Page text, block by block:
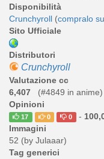
Disponibilità
Crunchyroll (compralo
Sito Ufficiale
Distributori
Crunchyroll
Valutazione cc
6,407
(#4849 in
Opinioni
17 0 0 -
Immagini
52 (by Julaaar)
Tag generici